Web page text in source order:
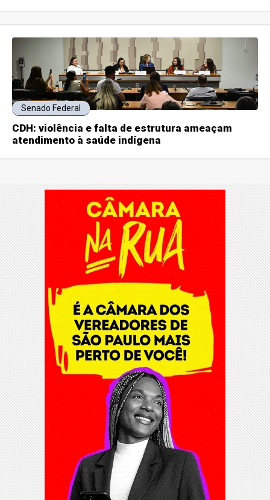
Senado Federal
CDH: violência e falta de estrutura ameaçam
atendimento à saúde indígena